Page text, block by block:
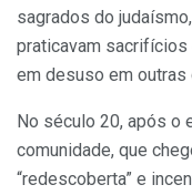
sagrados do
praticavam sacrifícios
em desuso em outras
No século 20, após o
comunidade, que
“redescoberta” e